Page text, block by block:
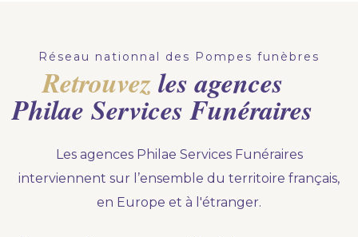
d'obsèques, nos équipe s'engage à vous répondre
dans les meilleurs délais.
Demander un devis obsèques
Optez pour la prévoyance
Vous souhaitez anticiper vos obsèques et soulager
vos proches pour l'organisation de la cérémonie.
Réseau nationnal des Pompes funèbres
Retrouvezles agences
Philae Services Funéraires
Les agences Philae Services Funéraires
interviennent sur l’ensemble du territoire français,
en Europe et à l'étranger.